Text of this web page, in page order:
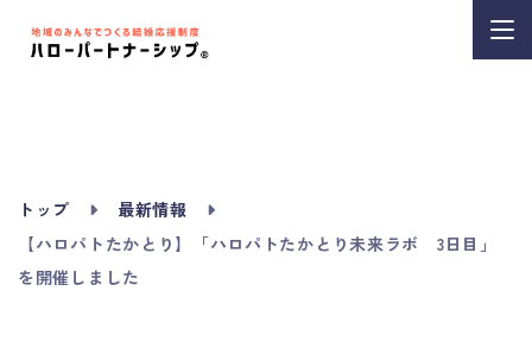
トップ
最新情報
【ハロパトたかとり】「ハロパトたかとり未来ラボ 3日目」
を開催しました